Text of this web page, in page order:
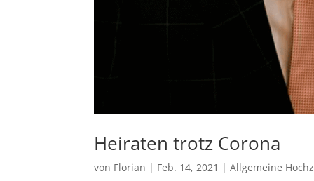
Heiraten trotz Corona
von Florian | Feb. 14, 2021 |Allgemeine